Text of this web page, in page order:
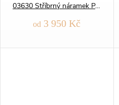
03630 Stříbrný náramek PANCER 140
od 3 950 Kč